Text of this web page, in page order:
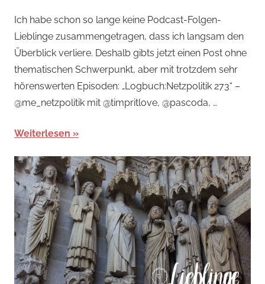
Ich habe schon so lange keine Podcast-Folgen-
Lieblinge zusammengetragen, dass ich langsam den
Überblick verliere. Deshalb gibts jetzt einen Post ohne
thematischen Schwerpunkt, aber mit trotzdem sehr
hörenswerten Episoden: „Logbuch:Netzpolitik 273“ –
@me_netzpolitik mit @timpritlove, @pascoda, …
Weiterlesen